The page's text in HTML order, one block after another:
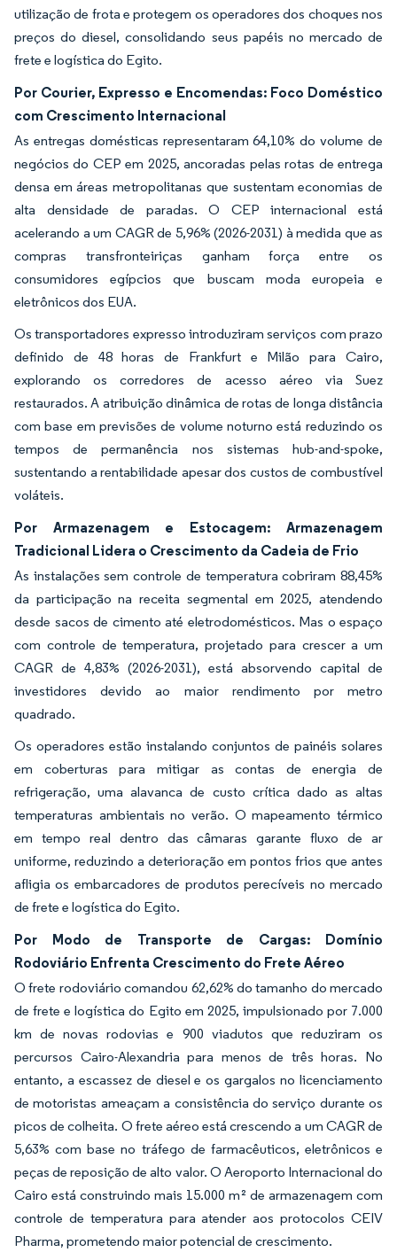
utilização de frota e protegem os operadores dos choques nos
preços do diesel, consolidando seus papéis no mercado de
frete e logística do Egito.
Por Courier, Expresso e Encomendas: Foco Doméstico
com Crescimento Internacional
As entregas domésticas representaram 64,10% do volume de
negócios do CEP em 2025, ancoradas pelas rotas de entrega
densa em áreas metropolitanas que sustentam economias de
alta densidade de paradas. O CEP internacional está
acelerando a um CAGR de 5,96% (2026-2031) à medida que as
compras transfronteiriças ganham força entre os
consumidores egípcios que buscam moda europeia e
eletrônicos dos EUA.
Os transportadores expresso introduziram serviços com prazo
definido de 48 horas de Frankfurt e Milão para Cairo,
explorando os corredores de acesso aéreo via Suez
restaurados. A atribuição dinâmica de rotas de longa distância
com base em previsões de volume noturno está reduzindo os
tempos de permanência nos sistemas hub-and-spoke,
sustentando a rentabilidade apesar dos custos de combustível
voláteis.
Por Armazenagem e Estocagem: Armazenagem
Tradicional Lidera o Crescimento da Cadeia de Frio
As instalações sem controle de temperatura cobriram 88,45%
da participação na receita segmental em 2025, atendendo
desde sacos de cimento até eletrodomésticos. Mas o espaço
com controle de temperatura, projetado para crescer a um
CAGR de 4,83% (2026-2031), está absorvendo capital de
investidores devido ao maior rendimento por metro
quadrado.
Os operadores estão instalando conjuntos de painéis solares
em coberturas para mitigar as contas de energia de
refrigeração, uma alavanca de custo crítica dado as altas
temperaturas ambientais no verão. O mapeamento térmico
em tempo real dentro das câmaras garante fluxo de ar
uniforme, reduzindo a deterioração em pontos frios que antes
afligia os embarcadores de produtos perecíveis no mercado
de frete e logística do Egito.
Por Modo de Transporte de Cargas: Domínio
Rodoviário Enfrenta Crescimento do Frete Aéreo
O frete rodoviário comandou 62,62% do tamanho do mercado
de frete e logística do Egito em 2025, impulsionado por 7.000
km de novas rodovias e 900 viadutos que reduziram os
percursos Cairo-Alexandria para menos de três horas. No
entanto, a escassez de diesel e os gargalos no licenciamento
de motoristas ameaçam a consistência do serviço durante os
picos de colheita. O frete aéreo está crescendo a um CAGR de
5,63% com base no tráfego de farmacêuticos, eletrônicos e
peças de reposição de alto valor. O Aeroporto Internacional do
Cairo está construindo mais 15.000 m² de armazenagem com
controle de temperatura para atender aos protocolos CEIV
Pharma, prometendo maior potencial de crescimento.